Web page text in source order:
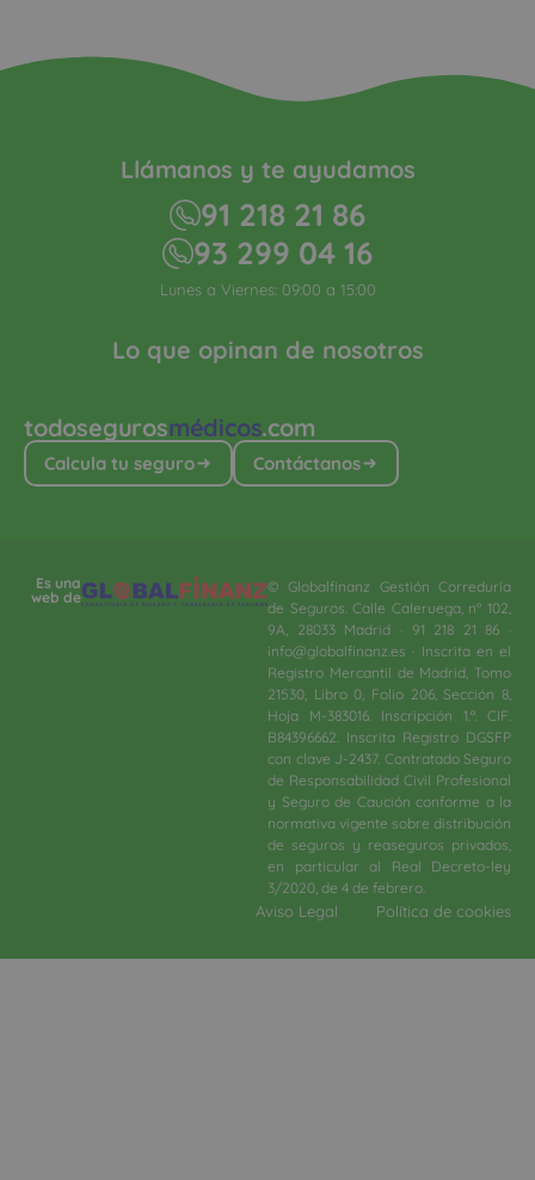
todosegurosmédicos.com
Calcula tu seguro Contáctanos
Lo que opinan de nosotros
Llámanos y te ayudamos
91 218 21 86
93 299 04 16
Lunes a Viernes: 09:00 a 15:00
Es una
web de
© Globalfinanz Gestión Correduría
de Seguros. Calle Caleruega, nº 102,
9A, 28033 Madrid · 91 218 21 86 ·
info@globalfinanz.es · Inscrita en el
Registro Mercantil de Madrid, Tomo
21530, Libro 0, Folio 206, Sección 8,
Hoja M-383016. Inscripción 1.ª. CIF.
B84396662. Inscrita Registro DGSFP
con clave J-2437. Contratado Seguro
de Responsabilidad Civil Profesional
y Seguro de Caución conforme a la
normativa vigente sobre distribución
de seguros y reaseguros privados,
en particular al Real Decreto-ley
3/2020, de 4 de febrero.​
Aviso Legal Política de cookies